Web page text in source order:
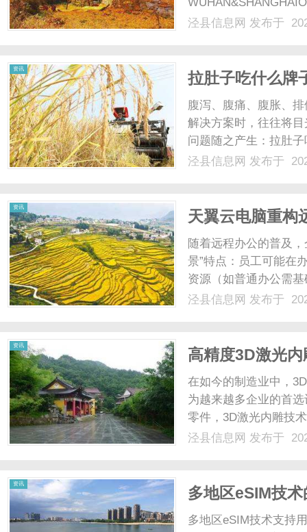
配镜的写字楼眼镜店
泾县信息网 发布于
资讯
拉肚子吃什么牌
障修复机制看益
腹泻、腹痛、腹胀、
解决方案时，往往将
问题随之产生：拉肚
效、有科学依据的产
泾县信息网 发布于
资讯
天翼云电脑重构
随着远程办公的普及
景”特点：员工可能在
资源（如普通办公需
（如月末报表、项目
泾县信息网 发布于
资讯
高精度3D激光
在如今的制造业中，
为越来越多企业的首
零件，3D激光内雕技
其背后必然需要稳定
泾县信息网 发布于
资讯
多地区eSIM技
多地区eSIM技术支持